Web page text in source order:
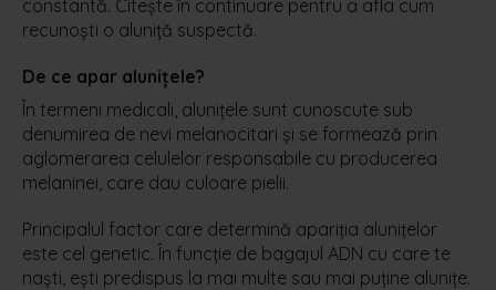
constantă. Citește în continuare pentru a afla cum
recunoști o aluniță suspectă.
De ce apar alunițele?
În termeni medicali, alunițele sunt cunoscute sub
denumirea de nevi melanocitari și se formează prin
aglomerarea celulelor responsabile cu producerea
melaninei, care dau culoare pielii.
Principalul factor care determină apariția alunițelor
este cel genetic. În funcție de bagajul ADN cu care te
naști, ești predispus la mai multe sau mai puține alunițe.